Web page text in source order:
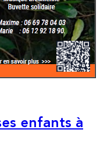
enfants à